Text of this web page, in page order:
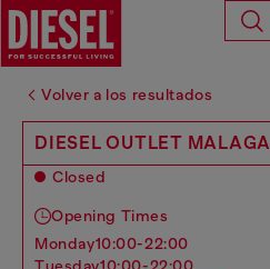
Volver a los resultados
DIESEL OUTLET MALAGA
Closed
Opening Times
monday10:00-22:00